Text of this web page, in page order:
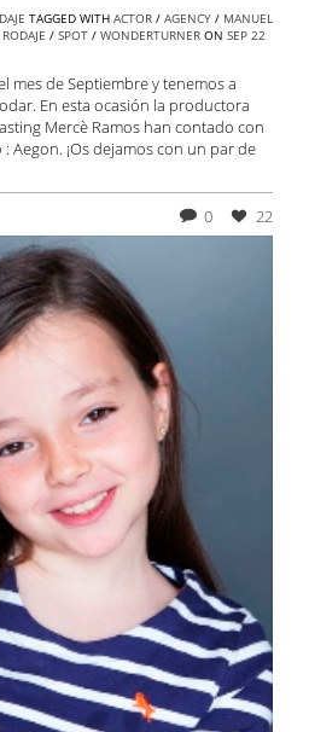
TAGGED WITH ACTOR / AGENCY / MANUEL
RODAJE / SPOT / WONDERTURNER ON SEP 22
mes de Septiembre y tenemos a
En esta ocasión la productora
Mercè Ramos han contado con
Aegon. ¡Os dejamos con un par de
0 22